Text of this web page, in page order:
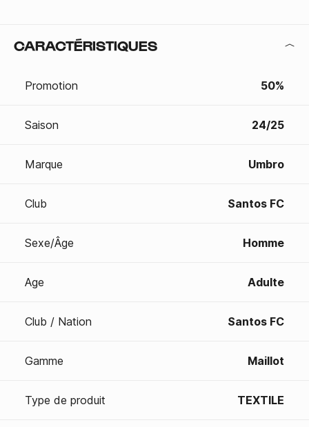
CARACTÉRISTIQUES
Promotion 50%
Saison 24/25
Marque Umbro
Club Santos FC
Sexe/Âge Homme
Age Adulte
Club / Nation Santos FC
Gamme Maillot
Type de produit TEXTILE